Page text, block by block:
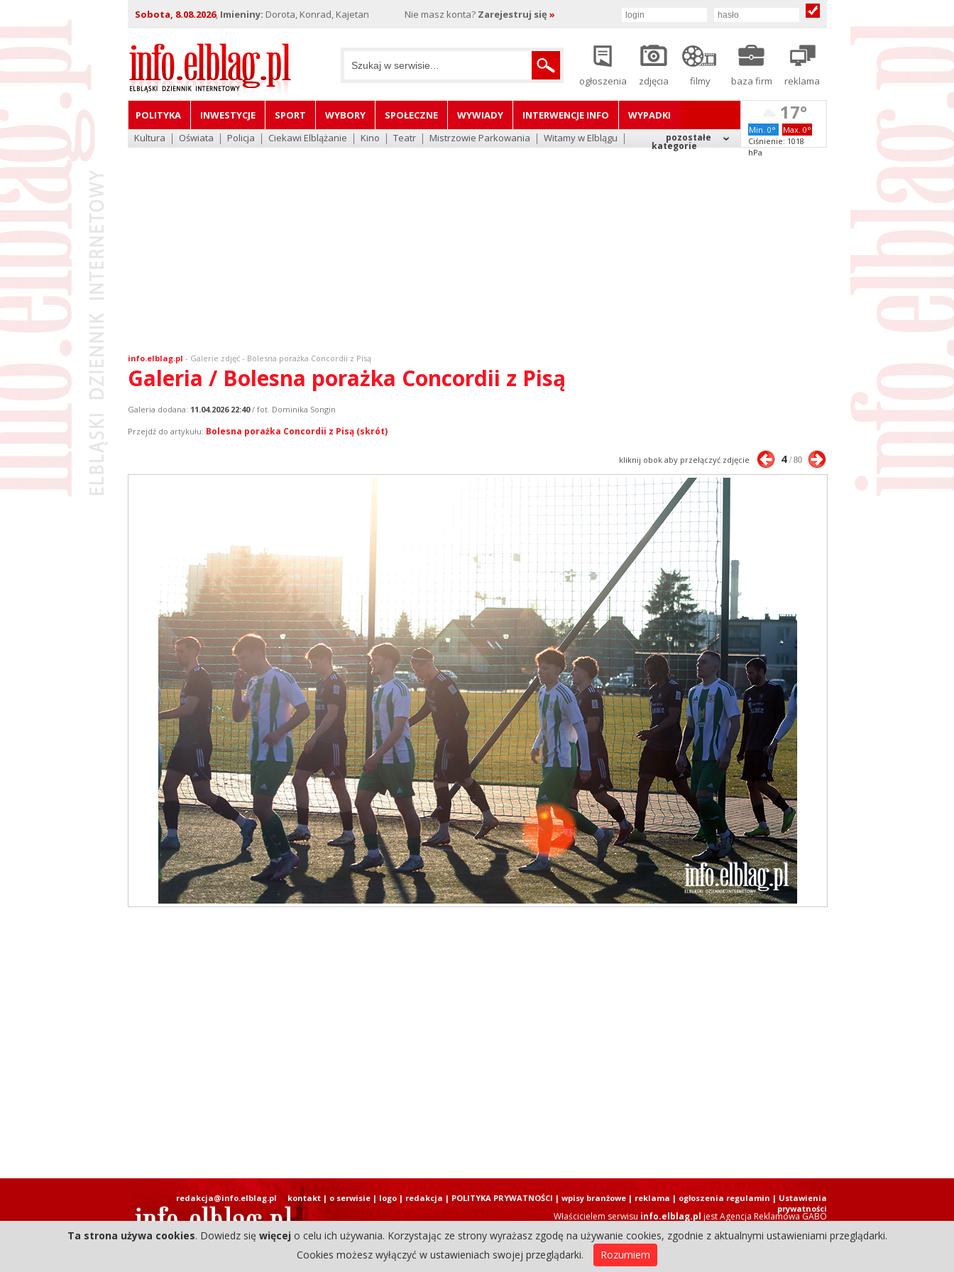
Sobota, 8.08.2026, Imieniny: Dorota, Konrad, Kajetan Nie masz konta? Zarejestruj się »
ogłoszenia zdjęcia filmy baza firm reklama
POLITYKA INWESTYCJE SPORT WYBORY SPOŁECZNE WYWIADY INTERWENCJE INFO
WYPADKI
Kultura
Oświata Policja Ciekawi Elblążanie Kino Teatr Mistrzowie Parkowania Witamy w Elblągu pozostałe
kategorie
17°
Min. 0°
Max. 0°
Ciśnienie: 1018
hPa
info.elblag.pl - Galerie zdjęć- Bolesna porażka Concordii z Pisą
Galeria / Bolesna porażka Concordii z Pisą
Galeria dodana: 11.04.2026 22:40/ fot. Dominika Songin
Przejdź do artykułu: Bolesna porażka Concordii z Pisą (skrót)
kliknij obok aby przełączyć zdjęcie 4/ 80
Właścicielem serwisu info.elblag.pl jestAgencja Reklamowa GABO
Copyright © 2004-2026 Elbląski Dziennik Internetowy. Wszystkie prawa zastrzeżone.
redakcja@info.elblag.pl kontakt| o serwisie| logo| redakcja | POLITYKA PRYWATNOŚCI | wpisy branżowe| reklama | ogłoszenia regulamin | Ustawienia
prywatności
Ta strona używa cookies. Dowiedz się więcej o celu ich używania. Korzystając ze strony wyrażasz zgodę na używanie cookies, zgodnie z aktualnymi ustawieniami przeglądarki.
Cookies możesz wyłączyć w ustawieniach swojej przeglądarki.
Rozumiem